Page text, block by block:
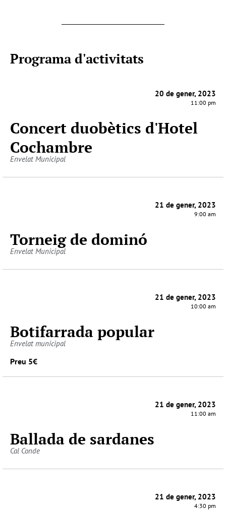
Programa d'activitats
20 de gener, 2023
11:00 pm
Concert duobètics d'Hotel
Cochambre
Envelat Municipal
21 de gener, 2023
9:00 am
Torneig de dominó
Envelat Municipal
21 de gener, 2023
10:00 am
Botifarrada popular
Envelat municipal
Preu 5€
21 de gener, 2023
11:00 am
Ballada de sardanes
Cal Conde
21 de gener, 2023
4:30 pm